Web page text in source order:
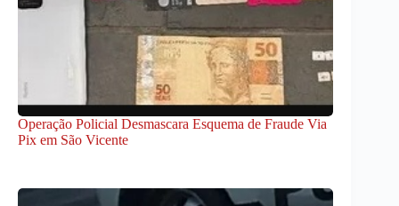
Operação Policial Desmascara Esquema de Fraude Via
Pix em São Vicente